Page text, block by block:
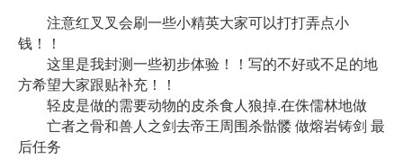
注意红叉叉会刷一些小精英大家可以打打弄点小
钱！！
这里是我封测一些初步体验！！写的不好或不足的地
方希望大家跟贴补充！！
轻皮是做的需要动物的皮杀食人狼掉.在侏儒林地做
亡者之骨和兽人之剑去帝王周围杀骷髅 做熔岩铸剑 最
后任务